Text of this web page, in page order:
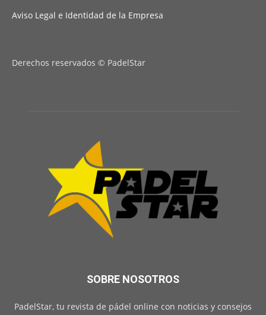
Aviso Legal e Identidad de la Empresa
Derechos reservados © PadelStar
SOBRE NOSOTROS
PadelStar, tu revista de pádel online con noticias y consejos